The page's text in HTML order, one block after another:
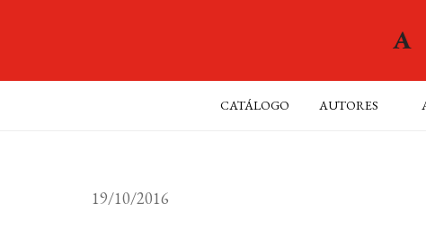
CATÁLOGO AUTORES
19/10/2016